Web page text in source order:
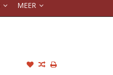
MEER